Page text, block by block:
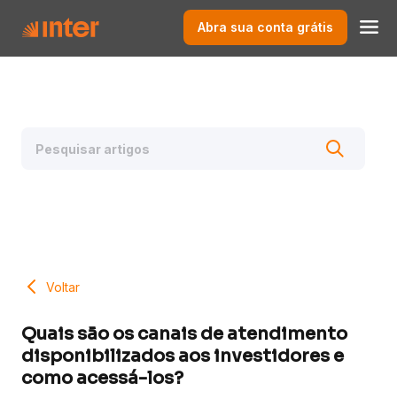
Abra sua conta grátis
Voltar
Quais são os canais de atendimento
disponibilizados aos investidores e
como acessá-los?